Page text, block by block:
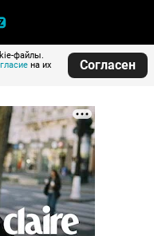
файлы.
на их
Согласен